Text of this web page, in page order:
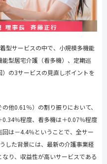
型サービスの中で、小規模多機能
型居宅介護（看多機）、定期巡
）の3サービスの見直しポイントを
の他0.61 ％）の割り振りにおいて、
0.34％程度、看多機は＋0.07％程度
回は－4.4％ということで、全サー
した背景には、最新の介護事業経
なり、収益性が高いサービスである